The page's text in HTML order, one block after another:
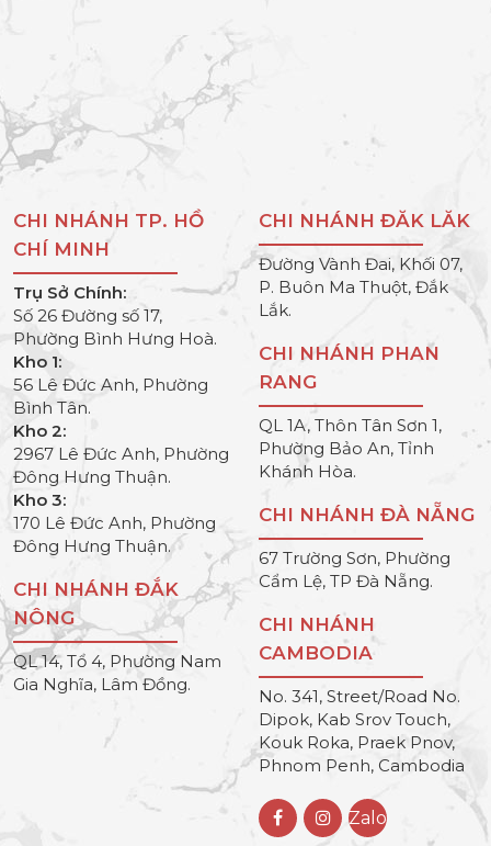
CHI NHÁNH TP. HỒ
CHÍ MINH
Trụ Sở Chính:
Số 26 Đường số 17,
Phường Bình Hưng Hoà.
Kho 1:
56 Lê Đức Anh, Phường
Bình Tân.
Kho 2:
2967 Lê Đức Anh, Phường
Đông Hưng Thuận.
Kho 3:
170 Lê Đức Anh, Phường
Đông Hưng Thuận.
CHI NHÁNH ĐẮK
NÔNG
QL 14, Tổ 4, Phường Nam
Gia Nghĩa, Lâm Đồng.
CHI NHÁNH ĐĂK LĂK
Đường Vành Đai, Khối 07,
P. Buôn Ma Thuột, Đắk
Lắk.
CHI NHÁNH PHAN
RANG
QL 1A, Thôn Tân Sơn 1,
Phường Bảo An, Tỉnh
Khánh Hòa.
CHI NHÁNH ĐÀ NẴNG
67 Trường Sơn, Phường
Cẩm Lệ, TP Đà Nẵng.
CHI NHÁNH
CAMBODIA
No. 341, Street/Road No.
Dipok, Kab Srov Touch,
Kouk Roka, Praek Pnov,
Phnom Penh, Cambodia
Zalo